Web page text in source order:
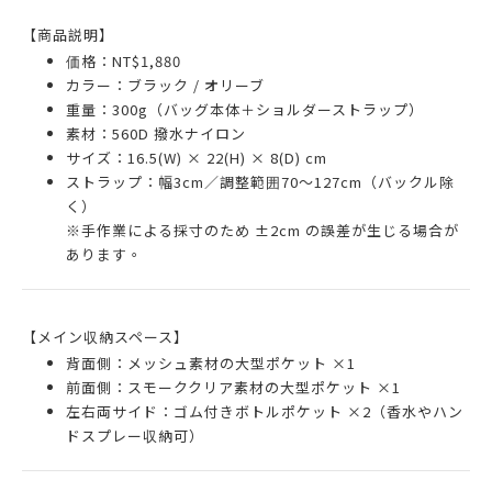
【商品説明】
価格：NT$1,880
カラー：ブラック / オリーブ
重量：300g（バッグ本体＋ショルダーストラップ）
素材：560D 撥水ナイロン
サイズ：16.5(W) × 22(H) × 8(D) cm
ストラップ：幅3cm／調整範囲70〜127cm（バックル除
く）
※手作業による採寸のため ±2cm の誤差が生じる場合が
あります。
【メイン収納スペース】
背面側：メッシュ素材の大型ポケット ×1
前面側：スモーククリア素材の大型ポケット ×1
左右両サイド：ゴム付きボトルポケット ×2（香水やハン
ドスプレー収納可）